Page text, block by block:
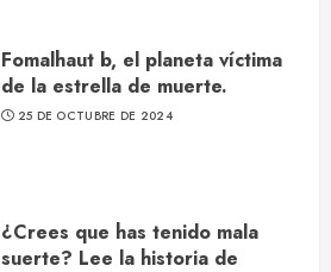
Fomalhaut b, el planeta víctima
de la estrella de muerte.
25 DE OCTUBRE DE 2024
¿Crees que has tenido mala
suerte? Lee la historia de